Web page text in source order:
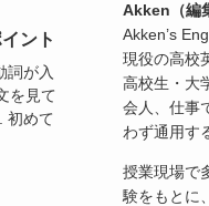
ント
詞が入
を見て
初めて
Akken（編
Akken’s
現役の高校
高校生・大
会人、仕事
わず通用す
授業現場で
験をもとに、